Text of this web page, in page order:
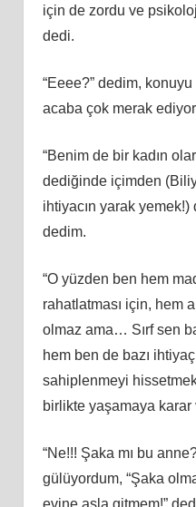
için de zordu ve
dedi.
“Eeee?” dedim,
acaba çok merak
“Benim de bir kadın
dediğinde içimden
ihtiyacın yarak yemek!)
dedim.
“O yüzden ben hem
rahatlatması için, hem
olmaz ama… Sırf sen
hem ben de bazı
sahiplenmeyi
birlikte yaşamaya karar
“Ne!!! Şaka mı bu
gülüyordum, “Şaka
evine asla gitmem!”